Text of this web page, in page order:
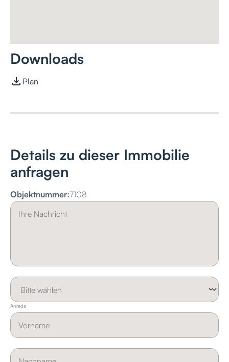
Downloads
Plan
Details zu dieser Immobilie
anfragen
Objektnummer:7108
Anrede